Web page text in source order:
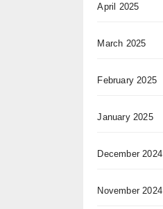
April 2025
March 2025
February 2025
January 2025
December 2024
November 2024